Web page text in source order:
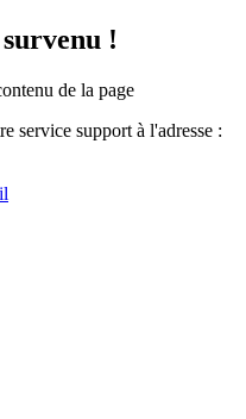
!
de la page
service support à l'adresse :